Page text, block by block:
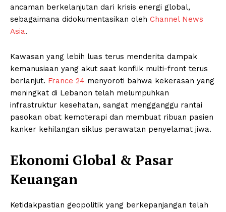
ancaman berkelanjutan dari krisis energi global,
sebagaimana didokumentasikan oleh Channel News
Asia.
Kawasan yang lebih luas terus menderita dampak
kemanusiaan yang akut saat konflik multi-front terus
berlanjut. France 24 menyoroti bahwa kekerasan yang
meningkat di Lebanon telah melumpuhkan
infrastruktur kesehatan, sangat mengganggu rantai
pasokan obat kemoterapi dan membuat ribuan pasien
kanker kehilangan siklus perawatan penyelamat jiwa.
Ekonomi Global & Pasar
Keuangan
Ketidakpastian geopolitik yang berkepanjangan telah